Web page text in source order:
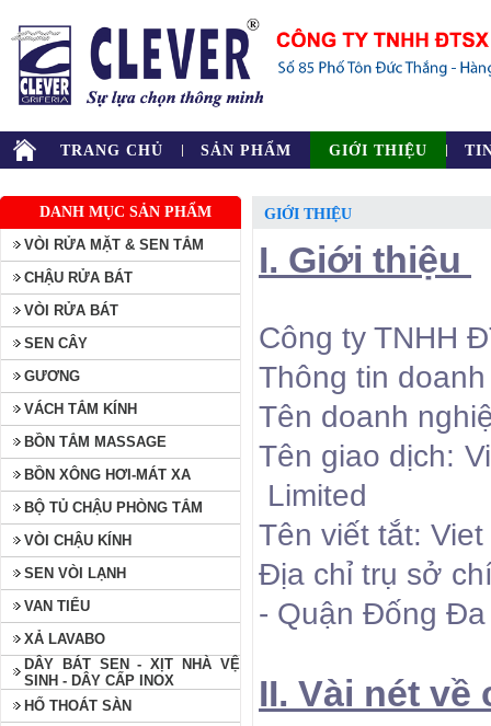
TRANG CHỦ SẢN PHẨM GIỚI THIỆU
DANH MỤC SẢN PHẨM
VÒI RỬA MẶT & SEN TẮM
CHẬU RỬA BÁT
VÒI RỬA BÁT
SEN CÂY
GƯƠNG
VÁCH TẮM KÍNH
BỒN TẮM MASSAGE
BỒN XÔNG HƠI-MÁT XA
BỘ TỦ CHẬU PHÒNG TẮM
VÒI CHẬU KÍNH
SEN VÒI LẠNH
VAN TIỂU
XẢ LAVABO
DÂY BÁT SEN - XỊT NHÀ VỆ
SINH - DÂY CẤP INOX
HỐ THOÁT SÀN
GIỚI THIỆU
I. Giới thiệu
Công ty TNHH
Thông tin
Tên doanh
Tên giao dịch:
Limited
Tên viết tắt:
Địa chỉ trụ sở
- Quận Đống
II. Vài nét